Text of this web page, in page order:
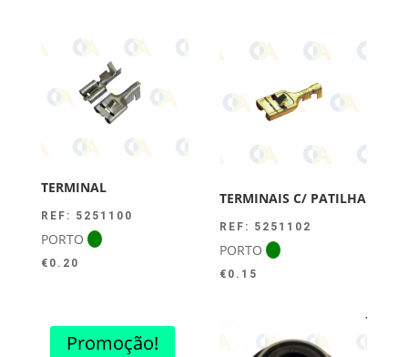
TERMINAL
REF: 5251100
PORTO
€ 0.20
TERMINAIS C/ PATILHA
REF: 5251102
PORTO
€ 0.15
Promoção!